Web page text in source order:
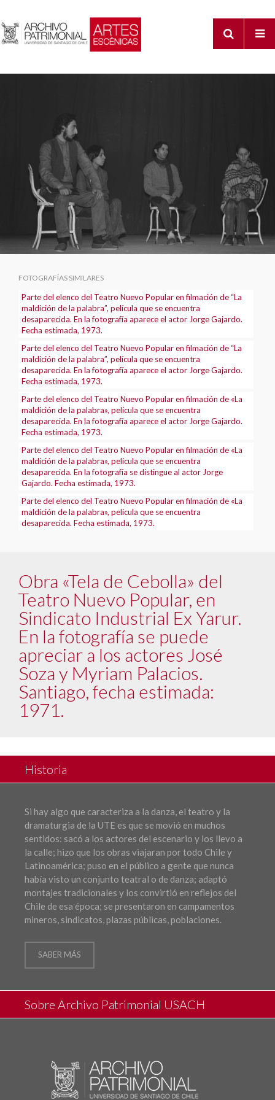
FOTOGRAFÍAS SIMILARES
Parte del elenco del Teatro Nuevo Popular en filmación de “La
maldición de la palabra”, película que se encuentra
desaparecida. En la fotografía aparece el actor Jorge Gajardo.
Fecha estimada, 1973.
Parte del elenco del Teatro Nuevo Popular en filmación de “La
maldición de la palabra”, película que se encuentra
desaparecida. En la fotografía aparece el actor Jorge Gajardo.
Fecha estimada, 1973.
Parte del elenco del Teatro Nuevo Popular en filmación de «La
maldición de la palabra», película que se encuentra
desaparecida. En la fotografía aparece el actor Jorge Gajardo.
Fecha estimada, 1973.
Parte del elenco del Teatro Nuevo Popular en filmación de «La
maldición de la palabra», película que se encuentra
desaparecida. En la fotografía se distingue al actor Jorge
Gajardo. Fecha estimada, 1973.
Parte del elenco del Teatro Nuevo Popular en filmación de «La
maldición de la palabra», película que se encuentra
desaparecida. Fecha estimada, 1973.
Obra «Tela de Cebolla» del
Teatro Nuevo Popular, en
Sindicato Industrial Ex Yarur.
En la fotografía se puede
apreciar a los actores José
Soza y Myriam Palacios.
Santiago, fecha estimada:
1971.
Historia
Si hay algo que caracteriza a la danza, el teatro y la
dramaturgia de la UTE es que se movió en muchos
sentidos: sacó a los actores del escenario y los llevo a
la calle; hizo que los obras viajaran por todo Chile y
Latinoamérica; puso en el público a gente que nunca
había visto un conjunto teatral o de danza; adaptó
montajes tradicionales y los convirtió en reflejos del
Chile de esa época; se presentaron en campamentos
mineros, sindicatos, plazas públicas, poblaciones.
SABER MÁS
Sobre Archivo Patrimonial USACH